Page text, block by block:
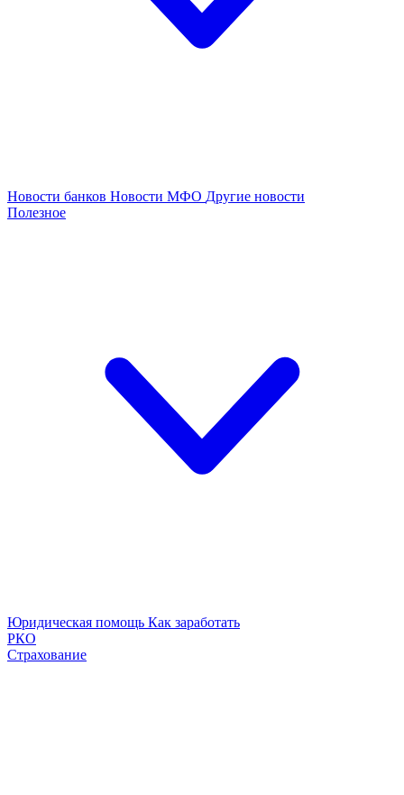
Новости банков Новости МФО Другие новости
Полезное
Юридическая помощь Как заработать
РКО
Страхование